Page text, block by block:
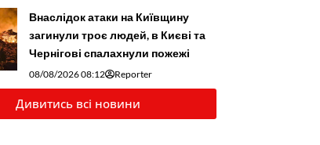
Внаслідок атаки на Київщину
загинули троє людей, в Києві та
Чернігові спалахнули пожежі
08/08/2026 08:12 Reporter
Дивитись всі новини